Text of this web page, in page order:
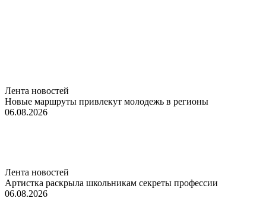
Лента новостей
Новые маршруты привлекут молодежь в регионы
06.08.2026
Лента новостей
Артистка раскрыла школьникам секреты профессии
06.08.2026